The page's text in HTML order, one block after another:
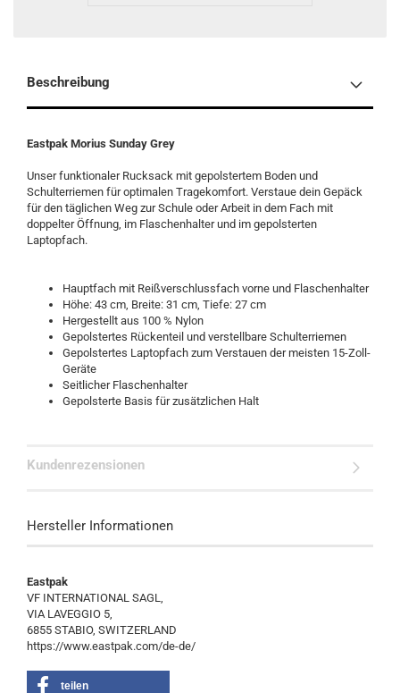
Beschreibung
Eastpak Morius Sunday Grey
Unser funktionaler Rucksack mit gepolstertem Boden und
Schulterriemen für optimalen Tragekomfort. Verstaue dein Gepäck
für den täglichen Weg zur Schule oder Arbeit in dem Fach mit
doppelter Öffnung, im Flaschenhalter und im gepolsterten
Laptopfach.
Hauptfach mit Reißverschlussfach vorne und Flaschenhalter
Höhe: 43 cm, Breite: 31 cm, Tiefe: 27 cm
Hergestellt aus 100 % Nylon
Gepolstertes Rückenteil und verstellbare Schulterriemen
Gepolstertes Laptopfach zum Verstauen der meisten 15-Zoll-
Geräte
Seitlicher Flaschenhalter
Gepolsterte Basis für zusätzlichen Halt
Kundenrezensionen
Hersteller Informationen
Eastpak
VF INTERNATIONAL SAGL,
VIA LAVEGGIO 5,
6855 STABIO, SWITZERLAND
https://www.eastpak.com/de-de/
teilen